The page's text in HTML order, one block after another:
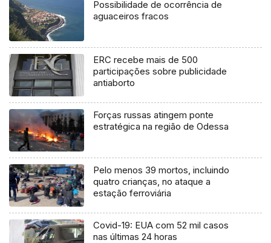
Possibilidade de ocorrência de
aguaceiros fracos
ERC recebe mais de 500
participações sobre publicidade
antiaborto
Forças russas atingem ponte
estratégica na região de Odessa
Pelo menos 39 mortos, incluindo
quatro crianças, no ataque a
estação ferroviária
Covid-19: EUA com 52 mil casos
nas últimas 24 horas